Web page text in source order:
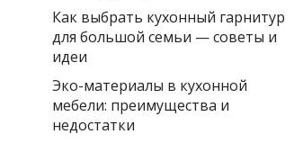
Как выбрать кухонный гарнитур
для большой семьи — советы и
идеи
Эко-материалы в кухонной
мебели: преимущества и
недостатки